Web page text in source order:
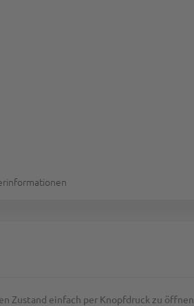
Zustand einfach per Knopfdruck zu öffnen